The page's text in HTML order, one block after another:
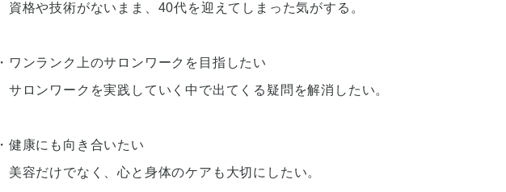
資格や技術がないまま、40代を迎えてしまった気がする。
・ワンランク上のサロンワークを目指したい
サロンワークを実践していく中で出てくる疑問を解消したい。
・健康にも向き合いたい
美容だけでなく、心と身体のケアも大切にしたい。